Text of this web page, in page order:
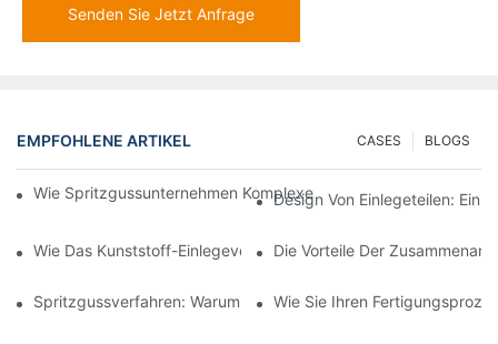
Senden Sie Jetzt Anfrage
EMPFOHLENE ARTIKEL BLOGS
CASES
Wie Spritzgussunternehmen Komplexe Designanforderungen
Design Von Einlegeteilen: Ein
Wie Das Kunststoff-Einlegeverfahren Für Hochpräzise
Die Vorteile Der
Spritzgussverfahren: Warum Es Die Beste Wahl Für Langlebige
Wie Sie Ihren